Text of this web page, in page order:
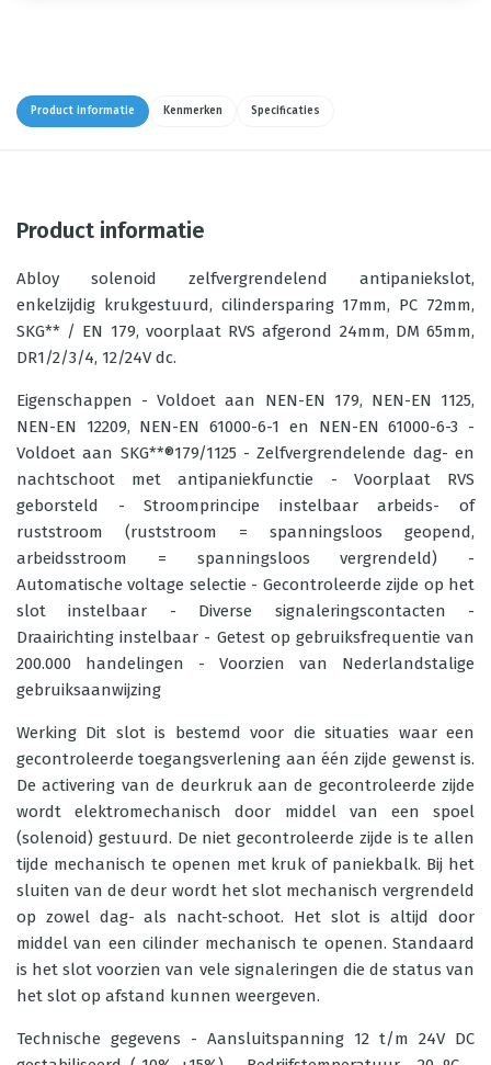
Product informatie Kenmerken Specificaties
Product informatie
Abloy solenoid zelfvergrendelend antipaniekslot,
enkelzijdig krukgestuurd, cilindersparing 17mm, PC 72mm,
SKG** / EN 179, voorplaat RVS afgerond 24mm, DM 65mm,
DR1/2/3/4, 12/24V dc.
Eigenschappen - Voldoet aan NEN-EN 179, NEN-EN 1125,
NEN-EN 12209, NEN-EN 61000-6-1 en NEN-EN 61000-6-3 -
Voldoet aan SKG**®179/1125 - Zelfvergrendelende dag- en
nachtschoot met antipaniekfunctie - Voorplaat RVS
geborsteld - Stroomprincipe instelbaar arbeids- of
ruststroom (ruststroom = spanningsloos geopend,
arbeidsstroom = spanningsloos vergrendeld) -
Automatische voltage selectie - Gecontroleerde zijde op het
slot instelbaar - Diverse signaleringscontacten -
Draairichting instelbaar - Getest op gebruiksfrequentie van
200.000 handelingen - Voorzien van Nederlandstalige
gebruiksaanwijzing
Werking Dit slot is bestemd voor die situaties waar een
gecontroleerde toegangsverlening aan één zijde gewenst is.
De activering van de deurkruk aan de gecontroleerde zijde
wordt elektromechanisch door middel van een spoel
(solenoid) gestuurd. De niet gecontroleerde zijde is te allen
tijde mechanisch te openen met kruk of paniekbalk. Bij het
sluiten van de deur wordt het slot mechanisch vergrendeld
op zowel dag- als nacht-schoot. Het slot is altijd door
middel van een cilinder mechanisch te openen. Standaard
is het slot voorzien van vele signaleringen die de status van
het slot op afstand kunnen weergeven.
Technische gegevens - Aansluitspanning 12 t/m 24V DC